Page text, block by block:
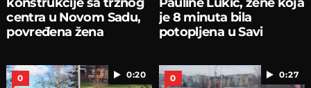
centra u Novom Sadu,
povređena žena
je 8 minuta bila
potopljena u Savi
0:20
0 0:27
0